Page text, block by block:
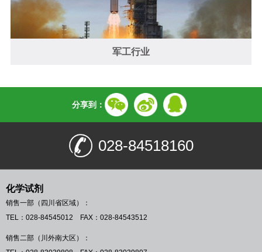
军工行业
分享到：
028-84518160
化学试剂
销售一部（四川省区域）：
TEL：028-84545012 FAX：028-84543512
销售二部（川外南大区）：